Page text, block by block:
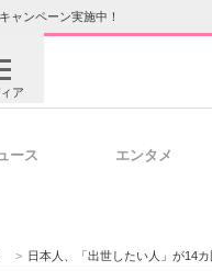
ャンペーン実施中！
ア
ース エンタメ
> 日本人、「出世したい人」が14